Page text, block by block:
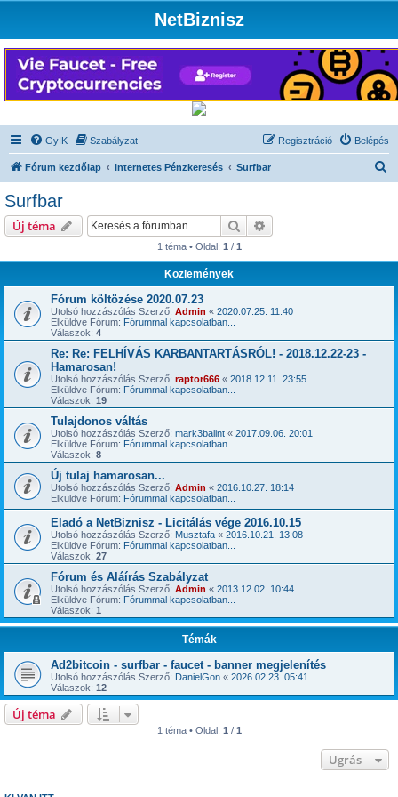
NetBiznisz
GyIK Szabályzat Belépés
Regisztráció
Fórum kezdőlap Internetes Pénzkeresés Surfbar
Surfbar
Új téma Keresés
1 téma • Oldal: 1 / 1
Közlemények
Fórum költözése 2020.07.23
Utolsó hozzászólás Szerző: Admin « 2020.07.25. 11:40
Elküldve Fórum: Fórummal kapcsolatban...
Válaszok: 4
Re: Re: FELHÍVÁS KARBANTARTÁSRÓL! - 2018.12.22-23 -
Hamarosan!
Utolsó hozzászólás Szerző: raptor666 « 2018.12.11. 23:55
Elküldve Fórum: Fórummal kapcsolatban...
Válaszok: 19
Tulajdonos váltás
Utolsó hozzászólás Szerző: mark3balint « 2017.09.06. 20:01
Elküldve Fórum: Fórummal kapcsolatban...
Válaszok: 8
Új tulaj hamarosan...
Utolsó hozzászólás Szerző: Admin « 2016.10.27. 18:14
Elküldve Fórum: Fórummal kapcsolatban...
Eladó a NetBiznisz - Licitálás vége 2016.10.15
Utolsó hozzászólás Szerző: Musztafa « 2016.10.21. 13:08
Elküldve Fórum: Fórummal kapcsolatban...
Válaszok: 27
Fórum és Aláírás Szabályzat
Utolsó hozzászólás Szerző: Admin « 2013.12.02. 10:44
Elküldve Fórum: Fórummal kapcsolatban...
Válaszok: 1
Témák
Ad2bitcoin - surfbar - faucet - banner megjelenítés
Utolsó hozzászólás Szerző: DanielGon « 2026.02.23. 05:41
Válaszok: 12
Új téma
1 téma • Oldal: 1 / 1
Ugrás